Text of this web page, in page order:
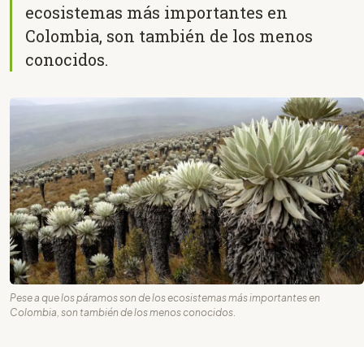
ecosistemas más importantes en
Colombia, son también de los menos
conocidos.
Pese a que los páramos son de los ecosistemas más importantes en
Colombia, son también de los menos conocidos.